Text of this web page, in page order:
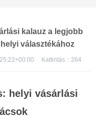
kalauz a legjobb
választékához
Kattintás： 264
helyi vásárlási